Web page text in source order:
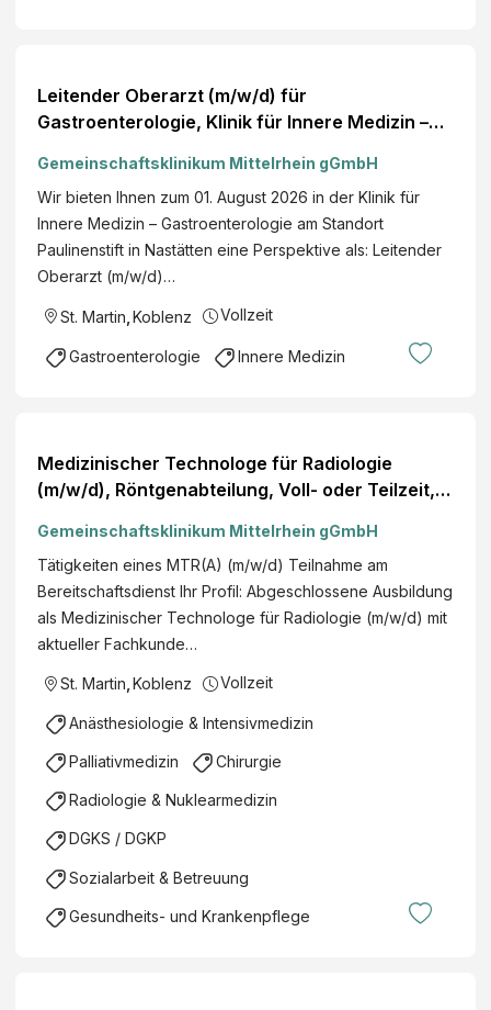
Leitender Oberarzt (m/w/d) für
Gastroenterologie, Klinik für Innere Medizin –
Nastätten
Gemeinschaftsklinikum Mittelrhein gGmbH
Wir bieten Ihnen zum 01. August 2026 in der Klinik für
Innere Medizin – Gastroenterologie am Standort
Paulinenstift in Nastätten eine Perspektive als: Leitender
Oberarzt (m/w/d)…
St. Martin Koblenz Vollzeit
Gastroenterologie Innere Medizin
Medizinischer Technologe für Radiologie
(m/w/d), Röntgenabteilung, Voll- oder Teilzeit,
Gemeinschaftsklinikum Mittelrhein gGmbH
Tätigkeiten eines MTR(A) (m/w/d) Teilnahme am
Bereitschaftsdienst Ihr Profil: Abgeschlossene Ausbildung
als Medizinischer Technologe für Radiologie (m/w/d) mit
aktueller Fachkunde…
St. Martin Koblenz Vollzeit
Anästhesiologie & Intensivmedizin
Palliativmedizin Chirurgie
Radiologie & Nuklearmedizin
DGKS / DGKP
Sozialarbeit & Betreuung
Gesundheits- und Krankenpflege